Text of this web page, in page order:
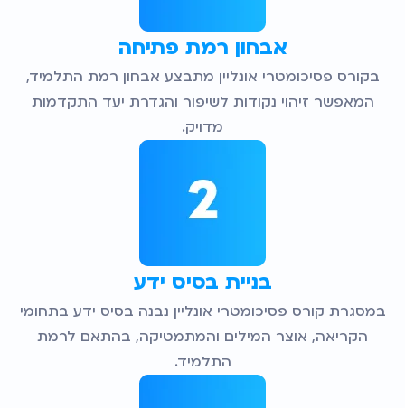
בניית בסיס ידע
במסגרת קורס פסיכומטרי אונליין נבנה בסיס ידע בתחומי
הקריאה, אוצר המילים והמתמטיקה, בהתאם לרמת
התלמיד.
אבחון רמת פתיחה
בקורס פסיכומטרי אונליין מתבצע אבחון רמת התלמיד,
המאפשר זיהוי נקודות לשיפור והגדרת יעד התקדמות
מדויק.